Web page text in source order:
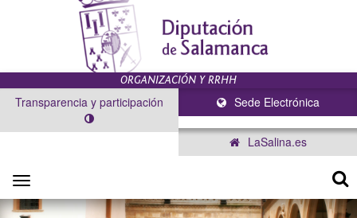
Sede Electrónica
Transparencia y participación
LaSalina.es
Toggle
navigation